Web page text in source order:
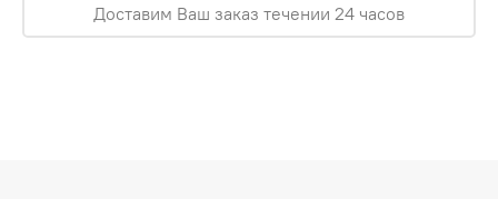
Доставим Ваш заказ течении 24 часов